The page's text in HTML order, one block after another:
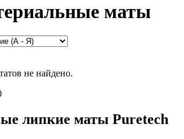
маты
не найдено.
липкие маты Puretech